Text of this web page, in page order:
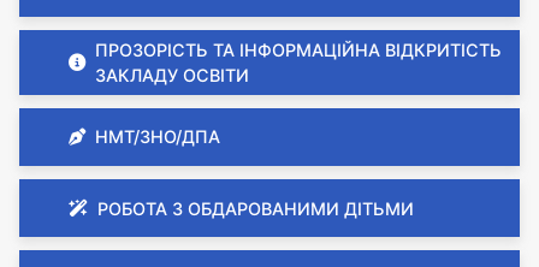
ПРОЗОРІСТЬ ТА ІНФОРМАЦІЙНА ВІДКРИТІСТЬ
ЗАКЛАДУ ОСВІТИ
НМТ/ЗНО/ДПА
РОБОТА З ОБДАРОВАНИМИ ДІТЬМИ